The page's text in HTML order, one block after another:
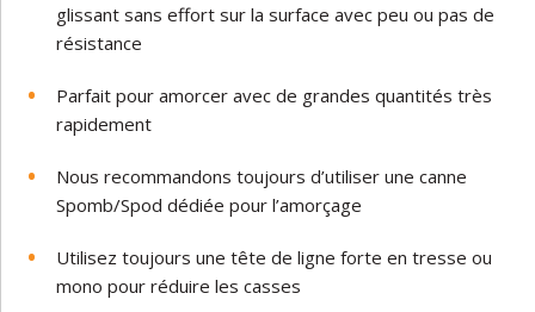
glissant sans effort sur la surface avec peu ou pas de
résistance
Parfait pour amorcer avec de grandes quantités très
rapidement
Nous recommandons toujours d’utiliser une canne
Spomb/Spod dédiée pour l’amorçage
Utilisez toujours une tête de ligne forte en tresse ou
mono pour réduire les casses